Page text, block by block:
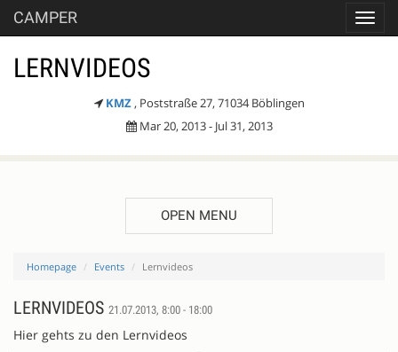
CAMPER
LERNVIDEOS
KMZ , Poststraße 27, 71034 Böblingen
Mar 20, 2013 - Jul 31, 2013
OPEN MENU
Homepage Events Lernvideos
LERNVIDEOS 21.07.2013, 8:00 - 18:00
Hier gehts zu den Lernvideos